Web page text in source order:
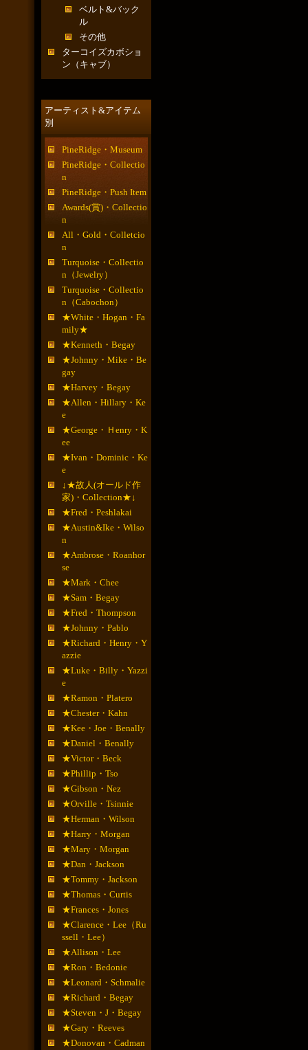
ベルト&バック
ル
その他
ターコイズカボショ
ン（キャブ）
アーティスト&アイテム
別
PineRidge・Museum
PineRidge・Collectio
n
PineRidge・Push Item
Awards(賞)・Collectio
n
All・Gold・Colletcio
n
Turquoise・Collectio
n（Jewelry）
Turquoise・Collectio
n（Cabochon）
★White・Hogan・Fa
mily★
★Kenneth・Begay
★Johnny・Mike・Be
gay
★Harvey・Begay
★Allen・Hillary・Ke
e
★George・Ｈenry・K
ee
★Ivan・Dominic・Ke
e
↓★故人(オールド作
家)・Collection★↓
★Fred・Peshlakai
★Austin&Ike・Wilso
n
★Ambrose・Roanhor
se
★Mark・Chee
★Sam・Begay
★Fred・Thompson
★Johnny・Pablo
★Richard・Henry・Y
azzie
★Luke・Billy・Yazzi
e
★Ramon・Platero
★Chester・Kahn
★Kee・Joe・Benally
★Daniel・Benally
★Victor・Beck
★Phillip・Tso
★Gibson・Nez
★Orville・Tsinnie
★Herman・Wilson
★Harry・Morgan
★Mary・Morgan
★Dan・Jackson
★Tommy・Jackson
★Thomas・Curtis
★Frances・Jones
★Clarence・Lee（Ru
ssell・Lee）
★Allison・Lee
★Ron・Bedonie
★Leonard・Schmalie
★Richard・Begay
★Steven・J・Begay
★Gary・Reeves
★Donovan・Cadman